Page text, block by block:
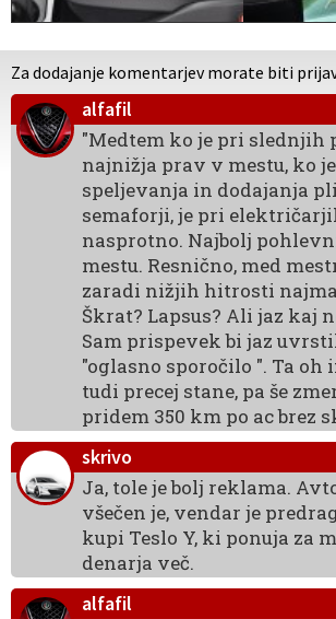
Za dodajanje komentarjev morate biti
alfafil
"Medtem ko je pri slednjih
najnižja prav v mestu, ko
speljevanja in dodajanja
semaforji, je pri
nasprotno. Najbolj
mestu. Resnično, med
zaradi nižjih hitrosti
Škrat? Lapsus? Ali jaz kaj
Sam prispevek bi jaz
"oglasno sporočilo ". Ta oh
tudi precej stane, pa še
pridem 350 km po ac brez
skrivo
Ja, tole je bolj reklama.
všečen je, vendar je
kupi Teslo Y, ki ponuja za
denarja več.
alfafil